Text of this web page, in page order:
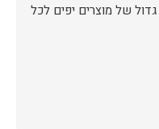
גדול של מוצרים יפים לכל